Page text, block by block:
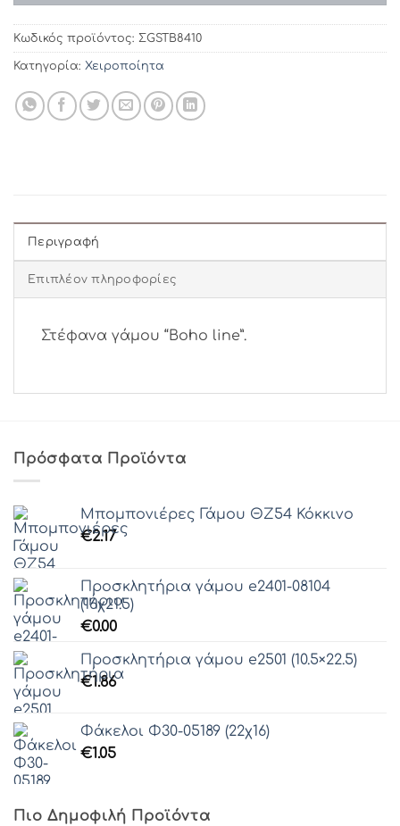
Κωδικός προϊόντος: ΣGSTB8410
Κατηγορία: Χειροποίητα
Περιγραφή
Επιπλέον πληροφορίες
Στέφανα γάμου “Boho line”.
Πρόσφατα Προϊόντα
Μπομπονιέρες Γάμου ΘZ54 Κόκκινο
€2.17
Προσκλητήρια γάμου e2401-08104
(16χ21.5)
€0.00
Προσκλητήρια γάμου e2501 (10.5×22.5)
€1.86
Φάκελοι Φ30-05189 (22χ16)
€1.05
Πιο Δημοφιλή Προϊόντα